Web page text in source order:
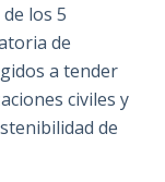
los 5
de
a tender
civiles y
de